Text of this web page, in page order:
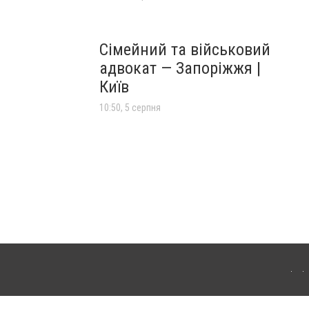
Сімейний та військовий
адвокат — Запоріжжя |
Київ
10:50, 5 серпня